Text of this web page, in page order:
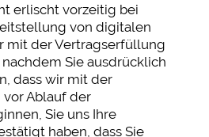
erlischt vorzeitig bei
von digitalen
mit der Vertragserfüllung
Sie ausdrücklich
dass wir mit der
Ablauf der
Sie uns Ihre
haben, dass Sie